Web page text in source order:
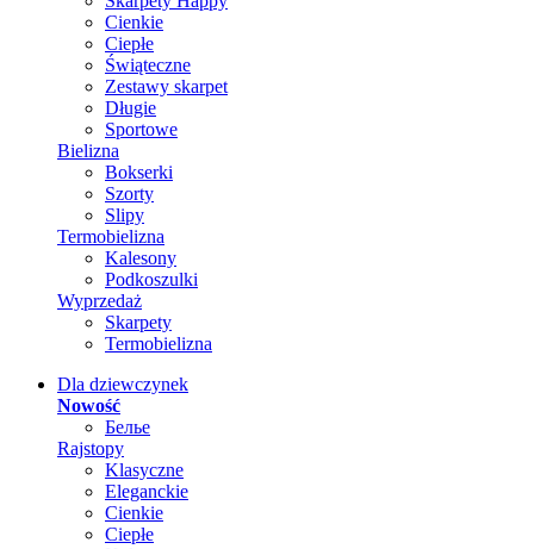
Cienkie
Ciepłe
Świąteczne
Zestawy skarpet
Długie
Sportowe
Bielizna
Bokserki
Szorty
Slipy
Termobielizna
Kalesony
Podkoszulki
Wyprzedaż
Skarpety
Termobielizna
Dla dziewczynek
Nowość
Белье
Rajstopy
Klasyczne
Eleganckie
Cienkie
Ciepłe